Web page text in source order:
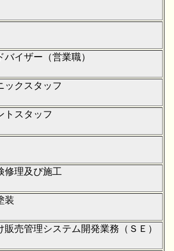
バイザー（営業職）
ックスタッフ
トスタッフ
修理及び施工
装
販売管理システム開発業務（ＳＥ）